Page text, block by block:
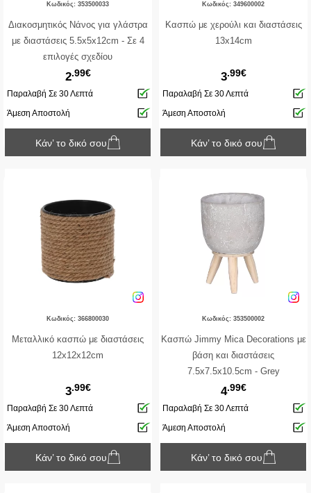
Κωδικός: 353500033
Διακοσμητικός Νάνος για γλάστρα
με διαστάσεις 5.5x5x12cm - Σε 4
επιλογές σχεδίου
2.99€
Παραλαβή Σε 30 Λεπτά
Άμεση Αποστολή
Κάν’ το δικό σου
Κωδικός: 349600002
Κασπώ με χερούλι και διαστάσεις
13x14cm
3.99€
Παραλαβή Σε 30 Λεπτά
Άμεση Αποστολή
Κάν’ το δικό σου
Κωδικός: 366800030
Μεταλλικό κασπώ με διαστάσεις
12x12x12cm
3.99€
Παραλαβή Σε 30 Λεπτά
Άμεση Αποστολή
Κάν’ το δικό σου
Κωδικός: 353500002
Κασπώ Jimmy Mica Decorations με
βάση και διαστάσεις
7.5x7.5x10.5cm - Grey
4.99€
Παραλαβή Σε 30 Λεπτά
Άμεση Αποστολή
Κάν’ το δικό σου